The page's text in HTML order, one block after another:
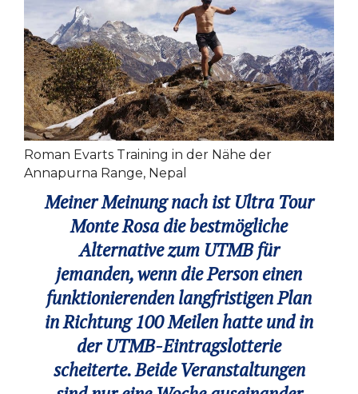
Roman Evarts Training in der Nähe der
Annapurna Range, Nepal
Meiner Meinung nach ist Ultra Tour
Monte Rosa die bestmögliche
Alternative zum UTMB für
jemanden, wenn die Person einen
funktionierenden langfristigen Plan
in Richtung 100 Meilen hatte und in
der UTMB-Eintragslotterie
scheiterte. Beide Veranstaltungen